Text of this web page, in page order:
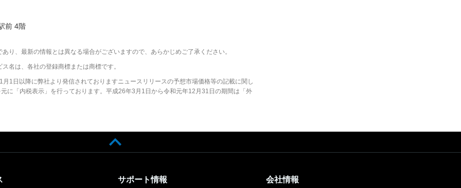
前 4階
り、最新の情報とは異なる場合がございますので、あらかじめご了承ください。
名は、各社の登録商標または商標です。
1日以降に弊社より発信されておりますニュースリリースの予想市場価格等の記載に関し
に「内税表示」を行っております。平成26年3月1日から令和元年12月31日の期間は「外
サポート情報 会社情報